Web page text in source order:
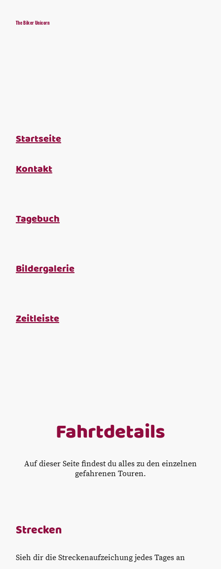
The Biker Unicorn
Startseite
Kontakt
Tagebuch
Bildergalerie
Zeitleiste
Fahrtdetails
Auf dieser Seite findest du alles zu den einzelnen
gefahrenen Touren.
Strecken
Sieh dir die Streckenaufzeichung jedes Tages an